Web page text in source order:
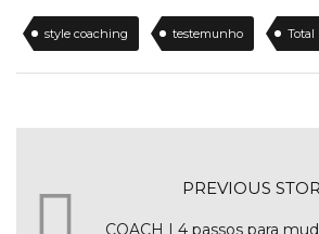
style coaching testemunho Total
PREVIOUS
COACH | 4 passos para